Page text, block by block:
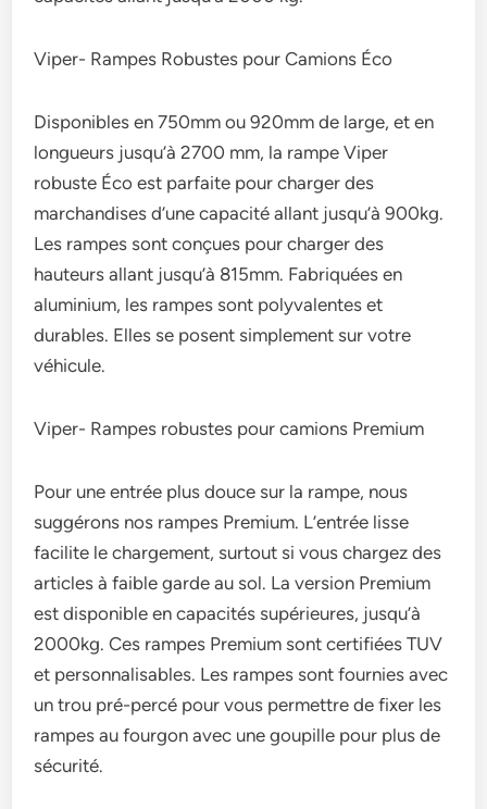
Viper- Rampes Robustes pour Camions Éco
Disponibles en 750mm ou 920mm de large, et en
longueurs jusqu’à 2700 mm, la rampe Viper
robuste Éco est parfaite pour charger des
marchandises d’une capacité allant jusqu’à 900kg.
Les rampes sont conçues pour charger des
hauteurs allant jusqu’à 815mm. Fabriquées en
aluminium, les rampes sont polyvalentes et
durables. Elles se posent simplement sur votre
véhicule.
Viper- Rampes robustes pour camions Premium
Pour une entrée plus douce sur la rampe, nous
suggérons nos rampes Premium. L’entrée lisse
facilite le chargement, surtout si vous chargez des
articles à faible garde au sol. La version Premium
est disponible en capacités supérieures, jusqu’à
2000kg. Ces rampes Premium sont certifiées TUV
et personnalisables. Les rampes sont fournies avec
un trou pré-percé pour vous permettre de fixer les
rampes au fourgon avec une goupille pour plus de
sécurité.